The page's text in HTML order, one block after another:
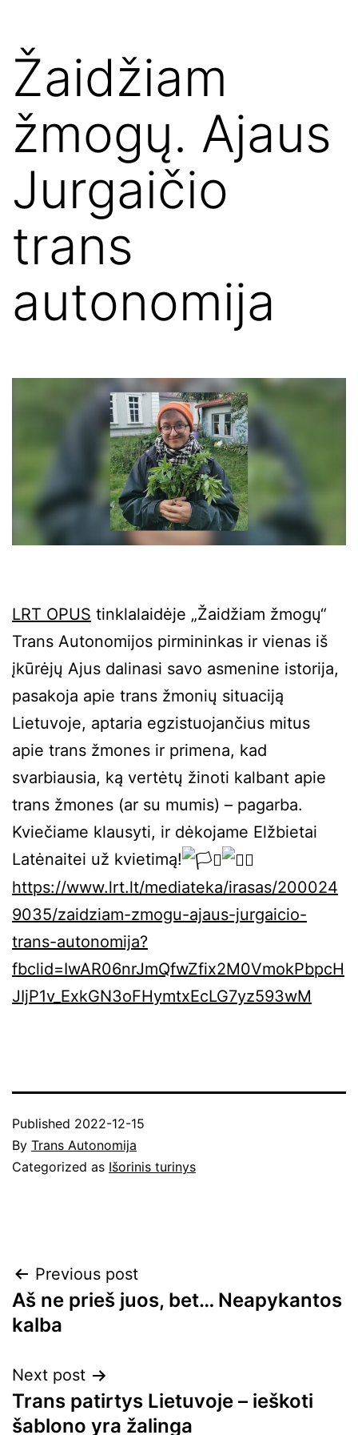
Žaidžiam
žmogų. Ajaus
Jurgaičio
trans
autonomija
LRT OPUS tinklalaidėje „Žaidžiam žmogų“
Trans Autonomijos pirmininkas ir vienas iš
įkūrėjų Ajus dalinasi savo asmenine istorija,
pasakoja apie trans žmonių situaciją
Lietuvoje, aptaria egzistuojančius mitus
apie trans žmones ir primena, kad
svarbiausia, ką vertėtų žinoti kalbant apie
trans žmones (ar su mumis) – pagarba.
Kviečiame klausyti, ir dėkojame Elžbietai
Latėnaitei už kvietimą!
https://www.lrt.lt/mediateka/irasas/200024
9035/zaidziam-zmogu-ajaus-jurgaicio-
trans-autonomija?
fbclid=IwAR06nrJmQfwZfix2M0VmokPbpcH
JIjP1v_ExkGN3oFHymtxEcLG7yz593wM
Published 2022-12-15
By Trans Autonomija
Categorized as Išorinis turinys
Navigacija
tarp
Previous post
Aš ne prieš juos, bet… Neapykantos
kalba
Next post
Trans patirtys Lietuvoje – ieškoti
šablono yra žalinga